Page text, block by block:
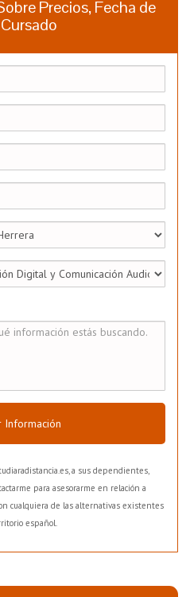
Precios, Fecha de
Información
a sus dependientes,
para asesorarme en relación a
cualquiera de las alternativas existentes
español.